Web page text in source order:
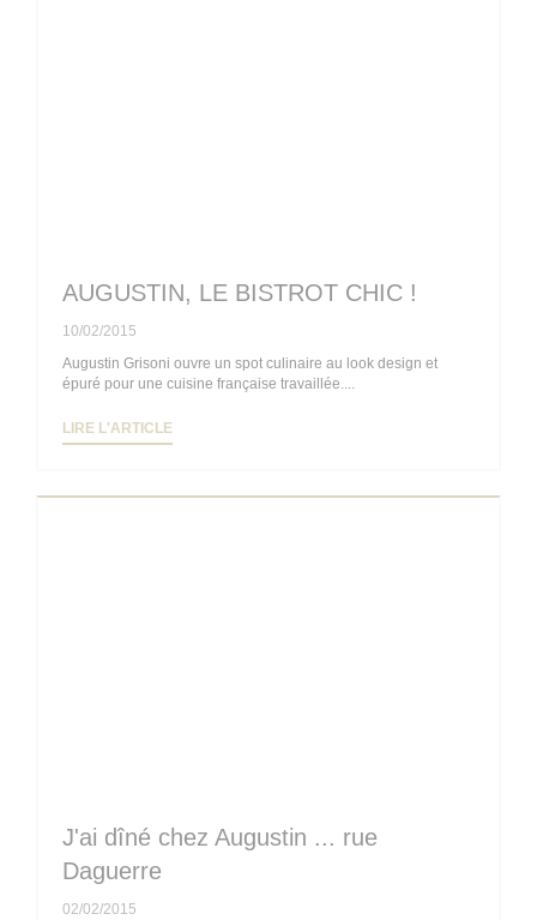
AUGUSTIN, LE BISTROT CHIC !
10/02/2015
Augustin Grisoni ouvre un spot culinaire au look design et
épuré pour une cuisine française travaillée....
LIRE L'ARTICLE
J'ai dîné chez Augustin ... rue
Daguerre
02/02/2015